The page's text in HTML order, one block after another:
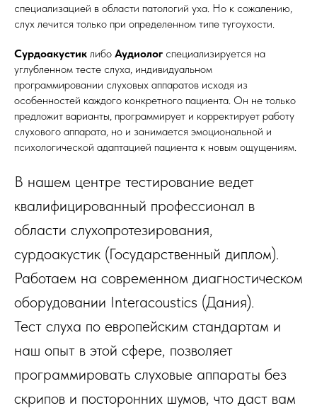
специализацией в области патологий уха. Но к сожалению,
слух лечится только при определенном типе тугоухости.
Сурдоакустик либо Аудиолог специализируется на
углубленном тесте слуха, индивидуальном
программировании слуховых аппаратов исходя из
особенностей каждого конкретного пациента. Он не только
предложит варианты, программирует и корректирует работу
слухового аппарата, но и занимается эмоциональной и
психологической адаптацией пациента к новым ощущениям.
В нашем центре тестирование ведет
квалифицированный профессионал в
области слухопротезирования,
сурдоакустик (Государственный диплом).
Работаем на современном диагностическом
оборудовании Interacoustics (Дания).
Тест слуха по европейским стандартам и
наш опыт в этой сфере, позволяет
программировать слуховые аппараты без
скрипов и посторонних шумов, что даст вам